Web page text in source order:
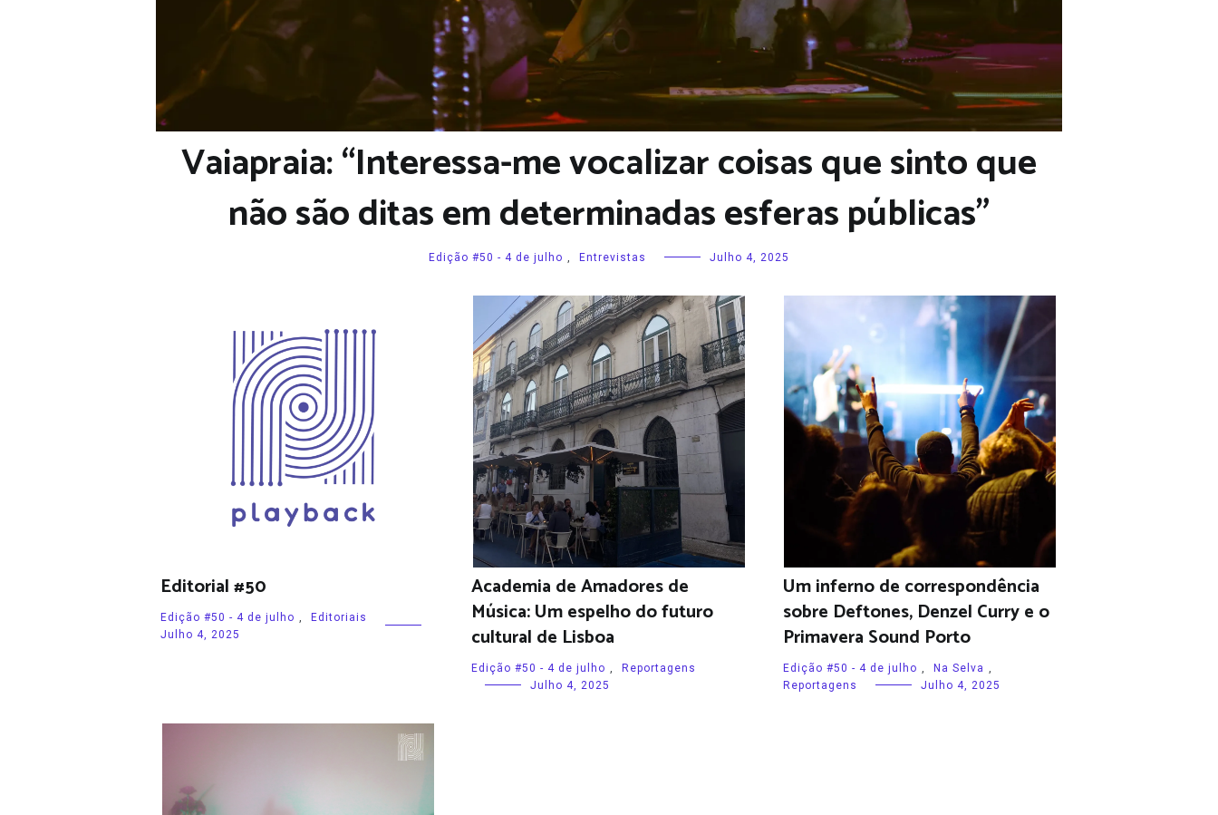
Vaiapraia: “Interessa-me vocalizar coisas que sinto que
não são ditas em determinadas esferas públicas”
Edição #50 - 4 de julho Entrevistas Julho 4, 2025
Editorial #50
Edição #50 - 4 de julho
Editoriais
Julho 4, 2025
Academia de Amadores de
Música: Um espelho do futuro
cultural de Lisboa
Edição #50 - 4 de julho
Reportagens
Julho 4, 2025
Um inferno de correspondência
sobre Deftones, Denzel Curry e o
Primavera Sound Porto
Edição #50 - 4 de julho Na Selva
Reportagens
Julho 4, 2025